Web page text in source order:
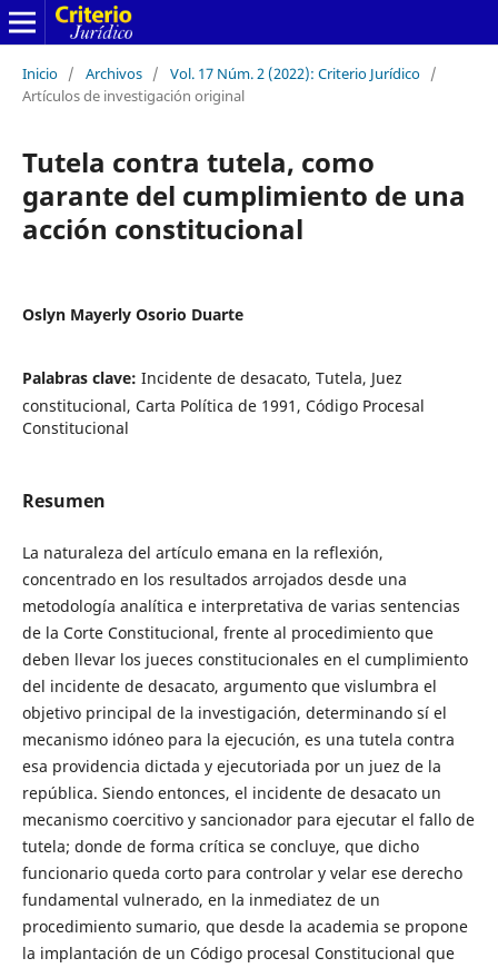
Inicio / Archivos / Vol. 17 Núm. 2 (2022): Criterio Jurídico /
Artículos de investigación original
Tutela contra tutela, como
garante del cumplimiento de una
acción constitucional
Oslyn Mayerly Osorio Duarte
Palabras clave: Incidente de desacato, Tutela, Juez
constitucional, Carta Política de 1991, Código Procesal
Constitucional
Resumen
La naturaleza del artículo emana en la reflexión,
concentrado en los resultados arrojados desde una
metodología analítica e interpretativa de varias sentencias
de la Corte Constitucional, frente al procedimiento que
deben llevar los jueces constitucionales en el cumplimiento
del incidente de desacato, argumento que vislumbra el
objetivo principal de la investigación, determinando sí el
mecanismo idóneo para la ejecución, es una tutela contra
esa providencia dictada y ejecutoriada por un juez de la
república. Siendo entonces, el incidente de desacato un
mecanismo coercitivo y sancionador para ejecutar el fallo de
tutela; donde de forma crítica se concluye, que dicho
funcionario queda corto para controlar y velar ese derecho
fundamental vulnerado, en la inmediatez de un
procedimiento sumario, que desde la academia se propone
la implantación de un Código procesal Constitucional que